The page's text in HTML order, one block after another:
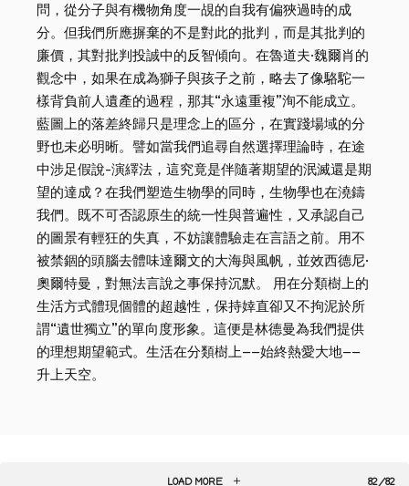
問，從分子與有機物角度一覘的自我有偏狹過時的成
分。但我們所應摒棄的不是對此的批判，而是其批判的
廉價，其對批判投誠中的反智傾向。在魯道夫·魏爾肖的
觀念中，如果在成為獅子與孩子之前，略去了像駱駝一
樣背負前人遺產的過程，那其“永遠重複”洵不能成立。
藍圖上的落差終歸只是理念上的區分，在實踐場域的分
野也未必明晰。譬如當我們追尋自然選擇理論時，在途
中涉足假說-演繹法，這究竟是伴隨著期望的泯滅還是期
望的達成？在我們塑造生物學的同時，生物學也在澆鑄
我們。既不可否認原生的統一性與普遍性，又承認自己
的圖景有輕狂的失真，不妨讓體驗走在言語之前。用不
被禁錮的頭腦去體味達爾文的大海與風帆，並效西德尼·
奧爾特曼，對無法言說之事保持沉默。 用在分類樹上的
生活方式體現個體的超越性，保持婞直卻又不拘泥於所
謂“遺世獨立”的單向度形象。這便是林德曼為我們提供
的理想期望範式。生活在分類樹上——始終熱愛大地——
升上天空。
LOAD MORE 82/82